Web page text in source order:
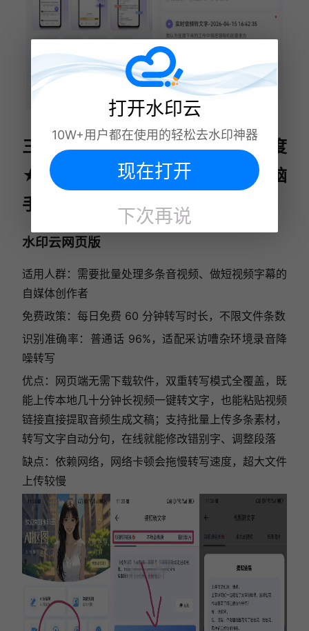
三、在线网页工具（上手难度
★★★），无需安装客户端，电脑
手机浏览器通用
水印云网页版
适用人群：需要批量处理多条音视频、做短视频字幕的
自媒体创作者
免费政策：每日免费 60 分钟转写时长，不限文件条数
识别准确率：普通话 96%，适配采访嘈杂环境录音降
噪转写
优点：网页端无需下载软件，双重转写模式全覆盖，既
能上传本地几十分钟长视频一键转文字，也能粘贴视频
链接直接提取音频生成文稿；支持批量上传多条素材，
转写文字自动分句，在线就能修改错别字、调整段落
缺点：依赖网络，网络卡顿会拖慢转写速度，超大文件
上传较慢
打开水印云
10W+用户都在使用的轻松去水印神器
现在打开
下次再说